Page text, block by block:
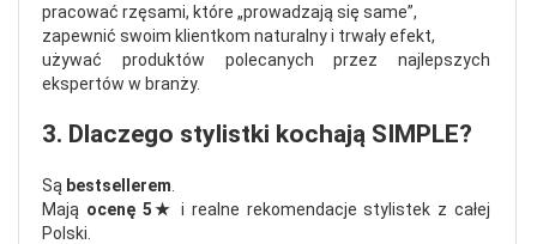
pracować rzęsami, które „prowadzają się same”,
zapewnić swoim klientkom naturalny i trwały efekt,
używać produktów polecanych przez najlepszych
ekspertów w branży.
3. Dlaczego stylistki kochają SIMPLE?
Są bestsellerem
Mają ocenę 5★ i realne rekomendacje stylistek z całej
Polski.